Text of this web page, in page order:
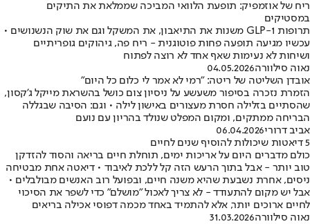
ריח של אוזמפיק: תופעת הלוואי המביכה שממלאת את התיקים
במסטיקים
תרופות GLP-1 משנות את התיאבון, את המשקל וגם את שוק הנשנושים •
עכשיו מגיעה תופעה פחות פוטוגנית - ריח פה, גיהוקים גופריתיים
ושיחות לא נעימות שאף אחד לא רוצה לפתוח
נאוה סילוורה04.05.2026
אובדן השליטה של ריטה: "רמי לא אמר לי כלום כל היום"
הזמרת נזכרה בסיפור משעשע על ניסיון צום כושל בהשראת מייקל ג'קסון,
שהסתיים בזלילה חסרת מעצורים באישון לילה • וגם: הסיבה שבגללה
הבריחה ממתקים, ומקום המפלט שנולד בהריון עם נועם
אביב דרורי06.04.2026
5 דיאטות שיכולות להוסיף שנים לחיים
כולם מדברים היום על אריכות ימים, תוחלת חיים בריאה והסוד להזדקן
טוב יותר - אבל בתוך הרעש הזה קל ללכת לאיבוד • דיאטה אחת מבטיחה
ניסים, אחרת נשבעת שהיא משנה חיים, ובפועל רוב האנשים מבולבלים •
אבל יש מקום להתעודד - לא צריך לאכול "מושלם" כדי לשפר את הסיכוי
לחיים ארוכים יותר, אלא להתמיד באחד מכמה דפוסי אכילה בריאים
נאוה סילוורה31.03.2026